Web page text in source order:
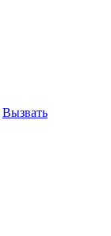
Вызвать